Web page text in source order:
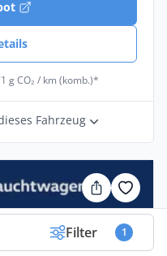
Filter 1
g CO₂ / km (komb.)*
Fahrzeug